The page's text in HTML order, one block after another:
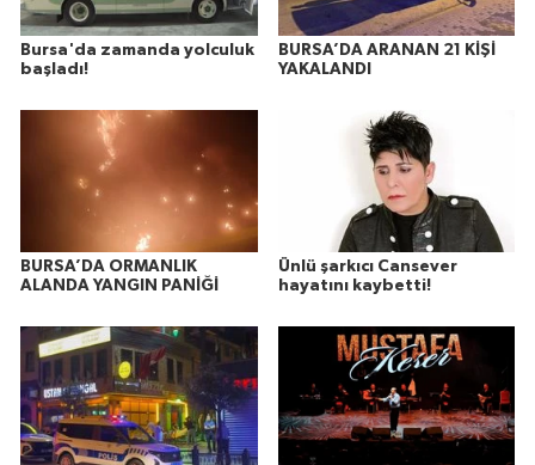
Bursa'da zamanda yolculuk
başladı!
BURSA’DA ARANAN 21 KİŞİ
YAKALANDI
BURSA’DA ORMANLIK
ALANDA YANGIN PANİĞİ
Ünlü şarkıcı Cansever
hayatını kaybetti!